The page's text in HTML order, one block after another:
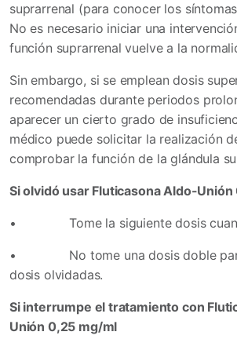
suprarrenal (para conocer los
No es necesario iniciar una
función suprarrenal vuelve a la
Sin embargo, si se emplean dosis
recomendadas durante periodos
aparecer un cierto grado de
médico puede solicitar la realización
comprobar la función de la glándula
Si olvidó usar Fluticasona Aldo-
• Tome la siguiente dosis
•
No tome una dosis doble
dosis olvidadas.
Si interrumpe el tratamiento con
Unión 0,25 mg/ml